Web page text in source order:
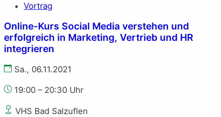
Vortrag
Online-Kurs Social Media verstehen und
erfolgreich in Marketing, Vertrieb und HR
integrieren
Sa., 06.11.2021
19:00 – 20:30 Uhr
VHS Bad Salzuflen